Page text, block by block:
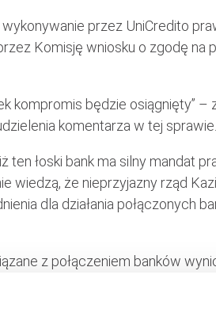
przez UniCredito
Komisję wniosku o zgodę na
kompromis będzie osiągnięty” –
komentarza w tej sprawie.
ten łoski bank ma silny mandat
wiedzą, że nieprzyjazny rząd
dla działania połączonych
z połączeniem banków